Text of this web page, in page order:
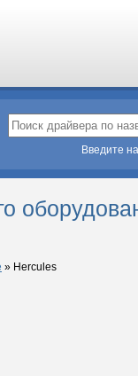
Введите
» Hercules